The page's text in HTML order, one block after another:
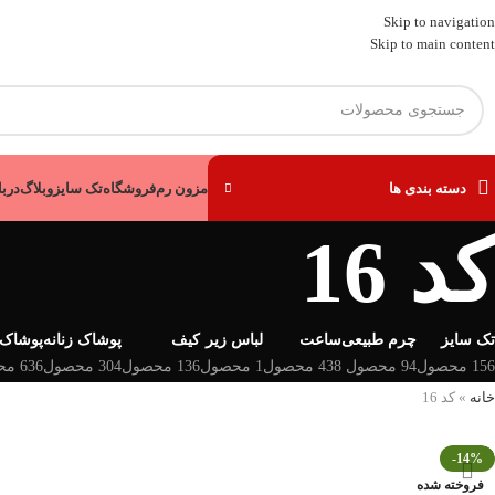
Skip to navigation
Skip to main content
دسته بندی ها مزون رمفروشگاهتک سایز وبلاگ
کد 16
تک سایز
156 محصول
چرم طبیعی
94 محصول
ساعت
438 محصول
لباس زیر
1 محصول
کیف
136 محصول
پوشاک زنانه
304 محصول
پوشاک
636 محصول
خانه » کد 16
-14%
فروخته شده